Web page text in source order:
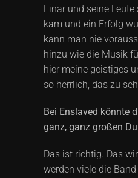
Einar und seine
kam und ein Erfolg
kann man nie
hinzu wie die Musik
hier meine geistiges
so herrlich, das zu
Bei Enslaved könnte
ganz, ganz großen
Das ist richtig. Das
werden viele die